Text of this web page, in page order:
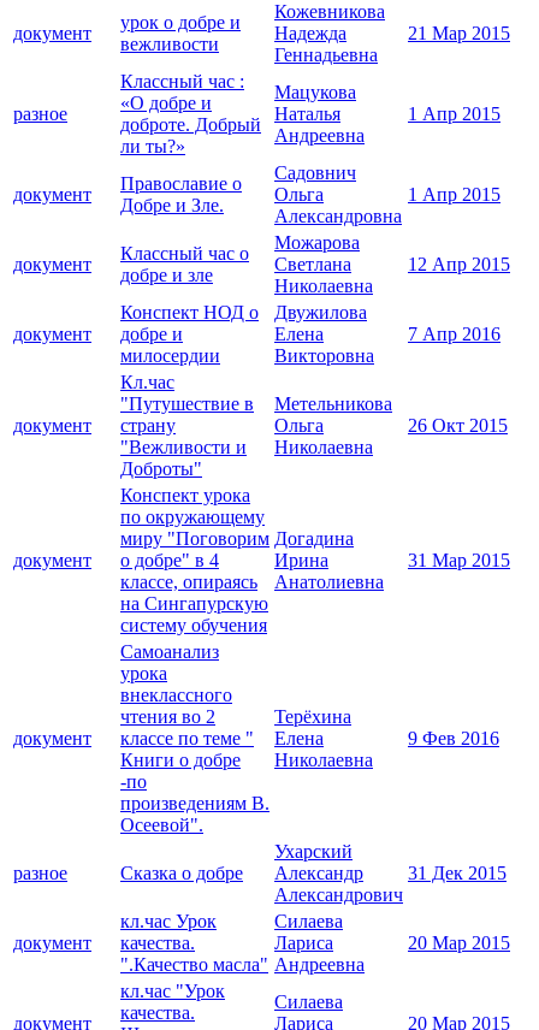
документ
урок о добре и
вежливости
Кожевникова
Надежда
Геннадьевна
21 Мар 2015
разное
Классный час :
«О добре и
доброте. Добрый
ли ты?»
Мацукова
Наталья
Андреевна
1 Апр 2015
документ
Православие о
Добре и Зле.
Садовнич
Ольга
Александровна
1 Апр 2015
документ
Классный час о
добре и зле
Можарова
Светлана
Николаевна
12 Апр 2015
документ
Конспект НОД о
добре и
милосердии
Двужилова
Елена
Викторовна
7 Апр 2016
документ
Кл.час
"Путушествие в
страну
"Вежливости и
Доброты"
Метельникова
Ольга
Николаевна
26 Окт 2015
документ
Конспект урока
по окружающему
миру "Поговорим
о добре" в 4
классе, опираясь
на Сингапурскую
систему обучения
Догадина
Ирина
Анатолиевна
31 Мар 2015
документ
Самоанализ
урока
внеклассного
чтения во 2
классе по теме "
Книги о добре
-по
произведениям В.
Осеевой".
Терёхина
Елена
Николаевна
9 Фев 2016
разное Сказка о добре
Ухарский
Александр
Александрович
31 Дек 2015
документ
кл.час Урок
качества.
".Качество масла"
Силаева
Лариса
Андреевна
20 Мар 2015
документ
кл.час "Урок
качества.
Силаева
Лариса
20 Мар 2015